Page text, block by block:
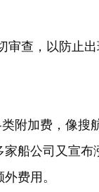
审查，以防止
附加费，像搜
船公司又宣
费用。